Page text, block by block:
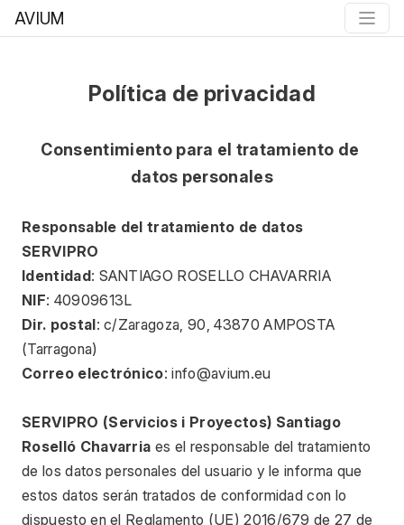
AVIUM
Política de privacidad
Consentimiento para el tratamiento de
datos personales
Responsable del tratamiento de datos
SERVIPRO
Identidad: SANTIAGO ROSELLO CHAVARRIA
NIF: 40909613L
Dir. postal: c/Zaragoza, 90, 43870 AMPOSTA
(Tarragona)
Correo electrónico: info@avium.eu
SERVIPRO (Servicios i Proyectos) Santiago
Roselló Chavarria es el responsable del tratamiento
de los datos personales del usuario y le informa que
estos datos serán tratados de conformidad con lo
dispuesto en el Reglamento (UE) 2016/679 de 27 de